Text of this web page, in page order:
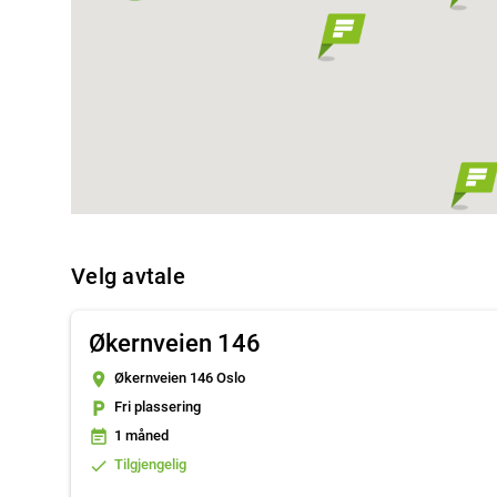
Velg avtale
Økernveien 146
place Økernveien 146 Oslo
local_parking Fri plassering
event_note 1 måned
done Tilgjengelig